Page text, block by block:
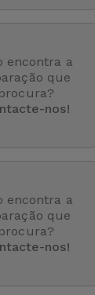
encontra a
que
procura?
nos!
encontra a
que
procura?
nos!